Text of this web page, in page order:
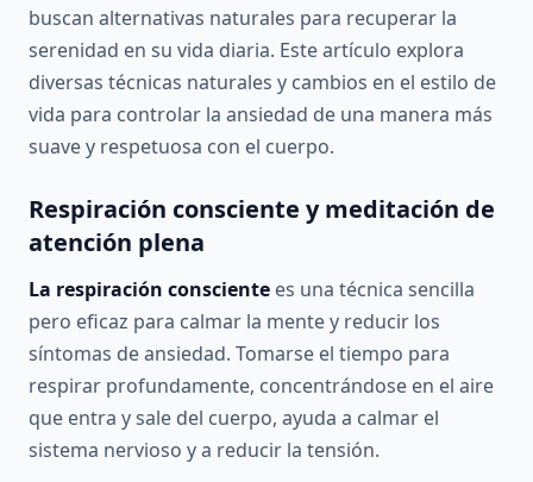
buscan alternativas naturales para recuperar la
serenidad en su vida diaria. Este artículo explora
diversas técnicas naturales y cambios en el estilo de
vida para controlar la ansiedad de una manera más
suave y respetuosa con el cuerpo.
Respiración consciente y meditación de
atención plena
La respiración consciente es una técnica sencilla
pero eficaz para calmar la mente y reducir los
síntomas de ansiedad. Tomarse el tiempo para
respirar profundamente, concentrándose en el aire
que entra y sale del cuerpo, ayuda a calmar el
sistema nervioso y a reducir la tensión.